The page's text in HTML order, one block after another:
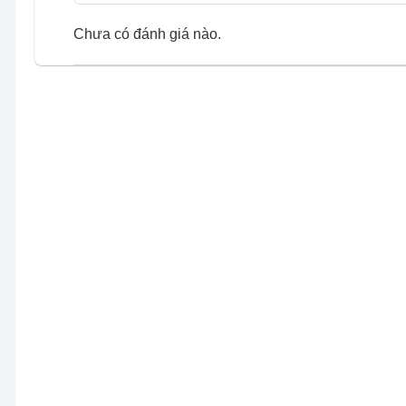
Chưa có đánh giá nào.